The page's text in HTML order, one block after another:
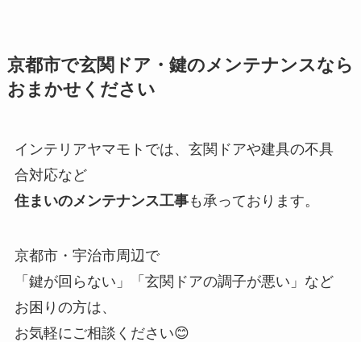
京都市で玄関ドア・鍵のメンテナンスなら
おまかせください
インテリアヤマモトでは、玄関ドアや建具の不具
合対応など
住まいのメンテナンス工事も承っております。
京都市・宇治市周辺で
「鍵が回らない」「玄関ドアの調子が悪い」など
お困りの方は、
お気軽にご相談ください😊